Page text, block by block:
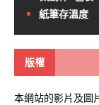
紙筆存溫度
版權
本網站的影片及圖